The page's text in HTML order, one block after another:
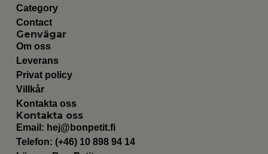
Category
Contact
Genvägar
Om oss
Leverans
Privat policy
Villkår
Kontakta oss
Kontakta oss
Email: hej@bonpetit.fi
Telefon: (+46) 10 898 94 14